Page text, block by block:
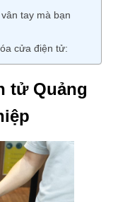
tay mà bạn
cửa điện tử:
tử Quảng